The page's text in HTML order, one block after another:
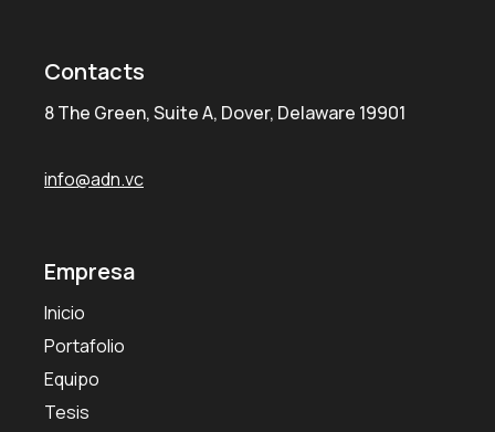
Contacts
8 The Green, Suite A, Dover, Delaware 19901
info@adn.vc
Empresa
Inicio
Portafolio
Equipo
Tesis